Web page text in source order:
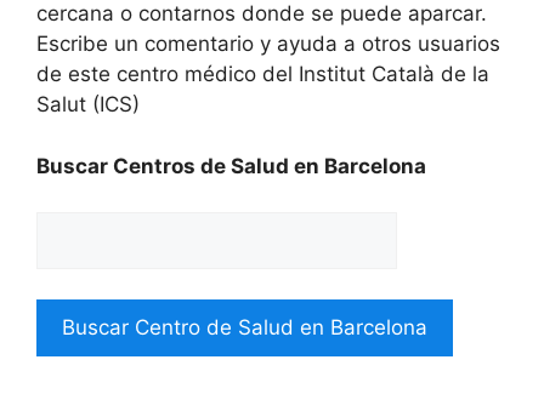
cercana o contarnos donde se puede aparcar.
Escribe un comentario y ayuda a otros usuarios
de este centro médico del Institut Català de la
Salut (ICS)
Buscar Centros de Salud en Barcelona